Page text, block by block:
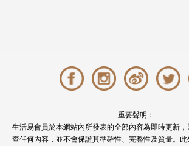
重要聲明：
生活易會員於本網站內所發表的全部內容為即時更新
查任何內容，並不會保證其準確性、完整性及質量。